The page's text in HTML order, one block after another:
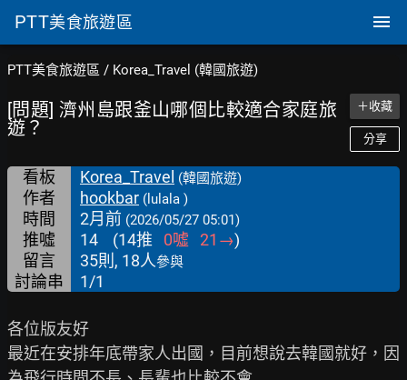
PTT美食旅遊區
PTT美食旅遊區 / Korea_Travel (韓國旅遊)
[問題] 濟州島跟釜山哪個比較適合家庭旅
遊？
＋收藏
分享
看板 Korea_Travel (韓國旅遊)
作者 hookbar (lulala )
時間 2月前 (2026/05/27 05:01)
推噓 14 (14推 0噓 21 →)
留言
35則, 18人參與
討論串 1/1
各位版友好
最近在安排年底帶家人出國，目前想說去韓國就好，因